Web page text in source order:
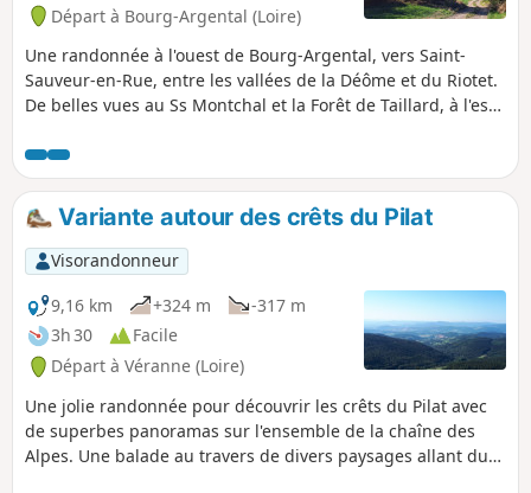
Départ à Bourg-Argental (Loire)
Une randonnée à l'ouest de Bourg-Argental, vers Saint-
Sauveur-en-Rue, entre les vallées de la Déôme et du Riotet.
De belles vues au Ss Montchal et la Forêt de Taillard, à l'est
Un parcours alternant routes très peu fréquentées et bons
chemins et sentiers.
Variante autour des crêts du Pilat
Visorandonneur
9,16 km
+324 m
-317 m
3h 30
Facile
Départ à Véranne (Loire)
Une jolie randonnée pour découvrir les crêts du Pilat avec
de superbes panoramas sur l'ensemble de la chaîne des
Alpes. Une balade au travers de divers paysages allant du